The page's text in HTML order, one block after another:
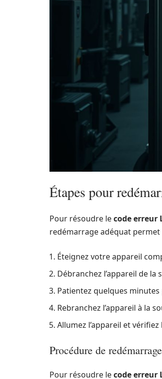
Étapes pour
Pour résoudre lecode erreur
redémarrage adéquat
Éteignez votre appareil
Débranchez l’appareil de la
Patientez quelques
Rebranchez l’appareil à la
Allumez l’appareil et
Procédure de
Pour résoudre lecode erreur